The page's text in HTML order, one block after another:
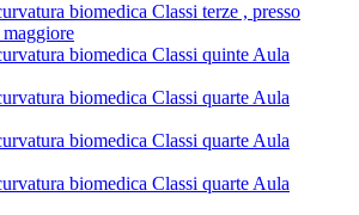
biomedica Classi terze , presso
biomedica Classi quinte Aula
biomedica Classi quarte Aula
biomedica Classi quarte Aula
biomedica Classi quarte Aula